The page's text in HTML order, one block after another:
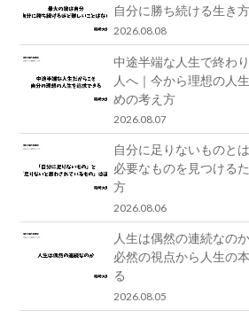
自分に勝ち続ける生き方
2026.08.08
中途半端な人生で終わ
人へ｜今から理想の人
めの考え方
2026.08.07
自分に足りないものと
必要なものを見つける
方
2026.08.06
人生は偶然の連続なの
必然の視点から人生の
る
2026.08.05